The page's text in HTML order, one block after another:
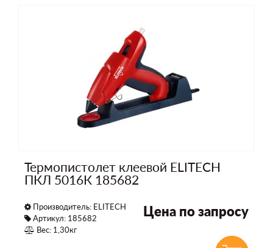
Термопистолет клеевой ELITECH
ПКЛ 5016К 185682
Производитель: ELITECH
Артикул: 185682
Вес: 1,30кг
Цена по запросу